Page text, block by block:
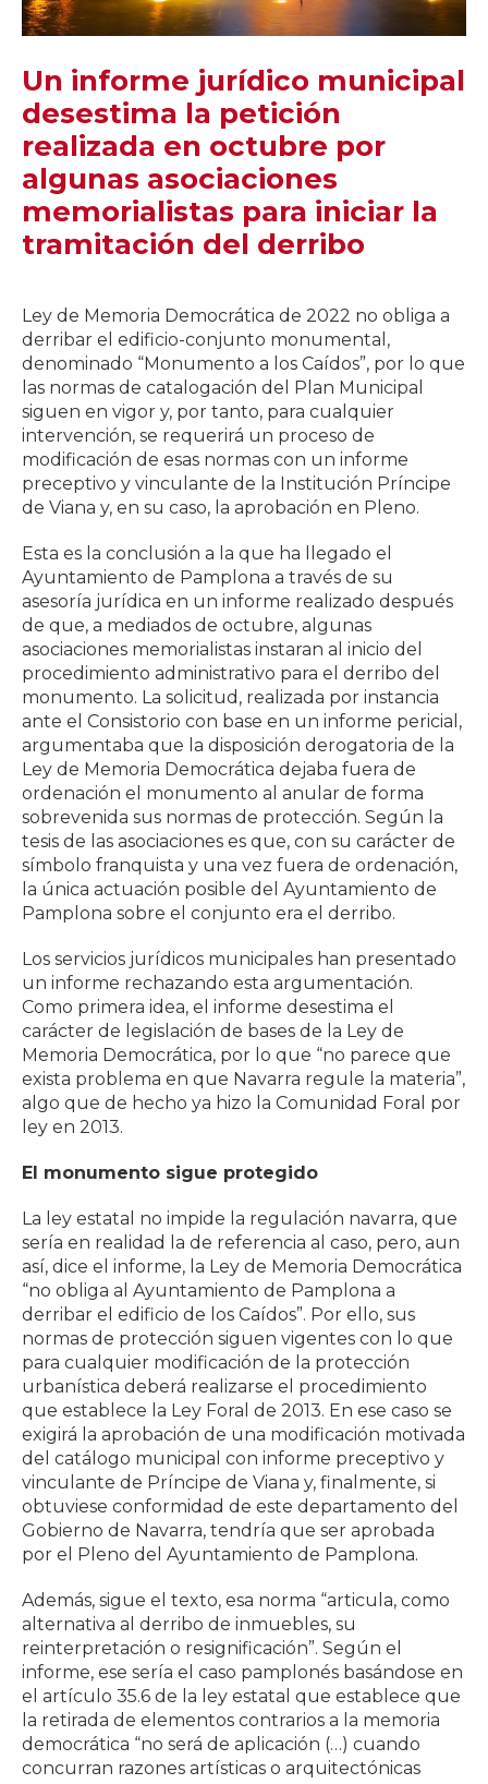
Un informe jurídico municipal
desestima la petición
realizada en octubre por
algunas asociaciones
memorialistas para iniciar la
tramitación del derribo
Ley de Memoria Democrática de 2022 no obliga a
derribar el edificio-conjunto monumental,
denominado “Monumento a los Caídos”, por lo que
las normas de catalogación del Plan Municipal
siguen en vigor y, por tanto, para cualquier
intervención, se requerirá un proceso de
modificación de esas normas con un informe
preceptivo y vinculante de la Institución Príncipe
de Viana y, en su caso, la aprobación en Pleno.
Esta es la conclusión a la que ha llegado el
Ayuntamiento de Pamplona a través de su
asesoría jurídica en un informe realizado después
de que, a mediados de octubre, algunas
asociaciones memorialistas instaran al inicio del
procedimiento administrativo para el derribo del
monumento. La solicitud, realizada por instancia
ante el Consistorio con base en un informe pericial,
argumentaba que la disposición derogatoria de la
Ley de Memoria Democrática dejaba fuera de
ordenación el monumento al anular de forma
sobrevenida sus normas de protección. Según la
tesis de las asociaciones es que, con su carácter de
símbolo franquista y una vez fuera de ordenación,
la única actuación posible del Ayuntamiento de
Pamplona sobre el conjunto era el derribo.
Los servicios jurídicos municipales han presentado
un informe rechazando esta argumentación.
Como primera idea, el informe desestima el
carácter de legislación de bases de la Ley de
Memoria Democrática, por lo que “no parece que
exista problema en que Navarra regule la materia”,
algo que de hecho ya hizo la Comunidad Foral por
ley en 2013.
El monumento sigue protegido
La ley estatal no impide la regulación navarra, que
sería en realidad la de referencia al caso, pero, aun
así, dice el informe, la Ley de Memoria Democrática
“no obliga al Ayuntamiento de Pamplona a
derribar el edificio de los Caídos”. Por ello, sus
normas de protección siguen vigentes con lo que
para cualquier modificación de la protección
urbanística deberá realizarse el procedimiento
que establece la Ley Foral de 2013. En ese caso se
exigirá la aprobación de una modificación motivada
del catálogo municipal con informe preceptivo y
vinculante de Príncipe de Viana y, finalmente, si
obtuviese conformidad de este departamento del
Gobierno de Navarra, tendría que ser aprobada
por el Pleno del Ayuntamiento de Pamplona.
Además, sigue el texto, esa norma “articula, como
alternativa al derribo de inmuebles, su
reinterpretación o resignificación”. Según el
informe, ese sería el caso pamplonés basándose en
el artículo 35.6 de la ley estatal que establece que
la retirada de elementos contrarios a la memoria
democrática “no será de aplicación (…) cuando
concurran razones artísticas o arquitectónicas